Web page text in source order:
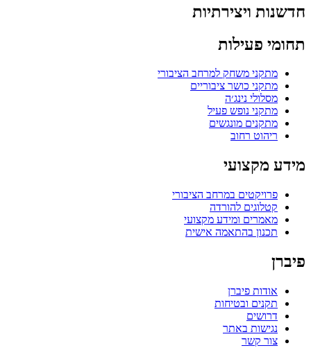
חדשנות ויצירתיות
תחומי פעילות
מתקני משחק למרחב הציבורי
מתקני כושר ציבוריים
מסלולי נינג׳ה
מתקני נופש פעיל
מתקנים מונגשים
ריהוט רחוב
מידע מקצועי
פרויקטים במרחב הציבורי
קטלוגים להורדה
מאמרים ומידע מקצועי
תכנון בהתאמה אישית
פיברן
אודות פיברן
תקנים ובטיחות
דרושים
נגישות באתר
צור קשר